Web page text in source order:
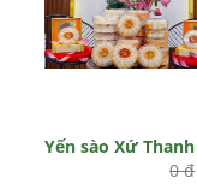
Yến sào Xứ Thanh
0 đ